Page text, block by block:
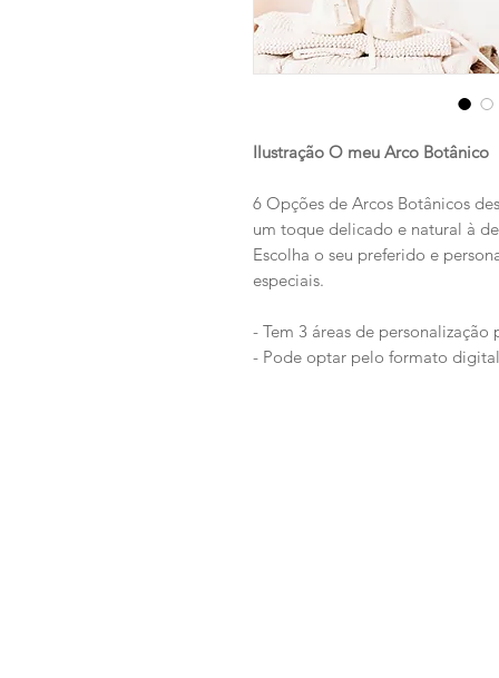
Ilustração O meu Arco Botânico
6 Opções de Arcos Botânicos
um toque delicado e natural à
Escolha o seu preferido e
especiais.
- Tem 3 áreas de
- Pode optar pelo formato